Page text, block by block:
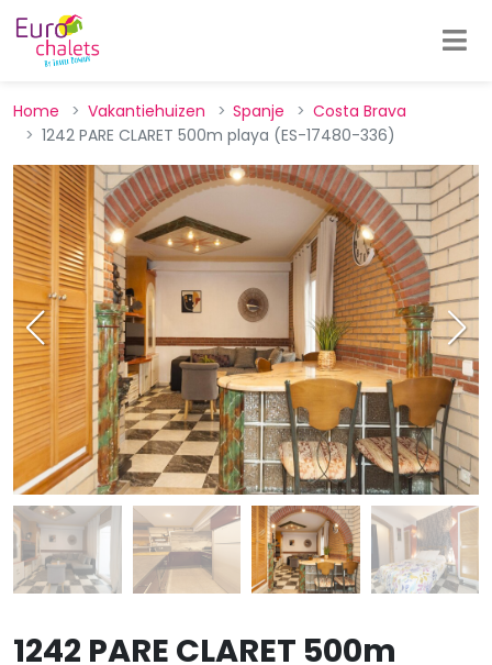
Home Vakantiehuizen Spanje
Costa Brava
1242 PARE CLARET 500m playa (ES-17480-336)
1242 PARE CLARET 500m